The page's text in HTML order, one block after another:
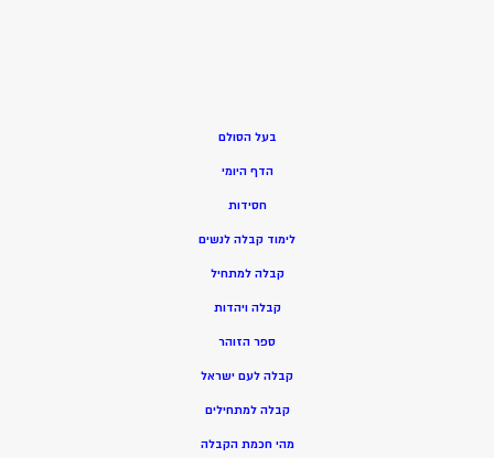
בעל הסולם
הדף היומי
חסידות
לימוד קבלה לנשים
קבלה למתחיל
קבלה ויהדות
ספר הזוהר
קבלה לעם ישראל
קבלה למתחילים
מהי חכמת הקבלה